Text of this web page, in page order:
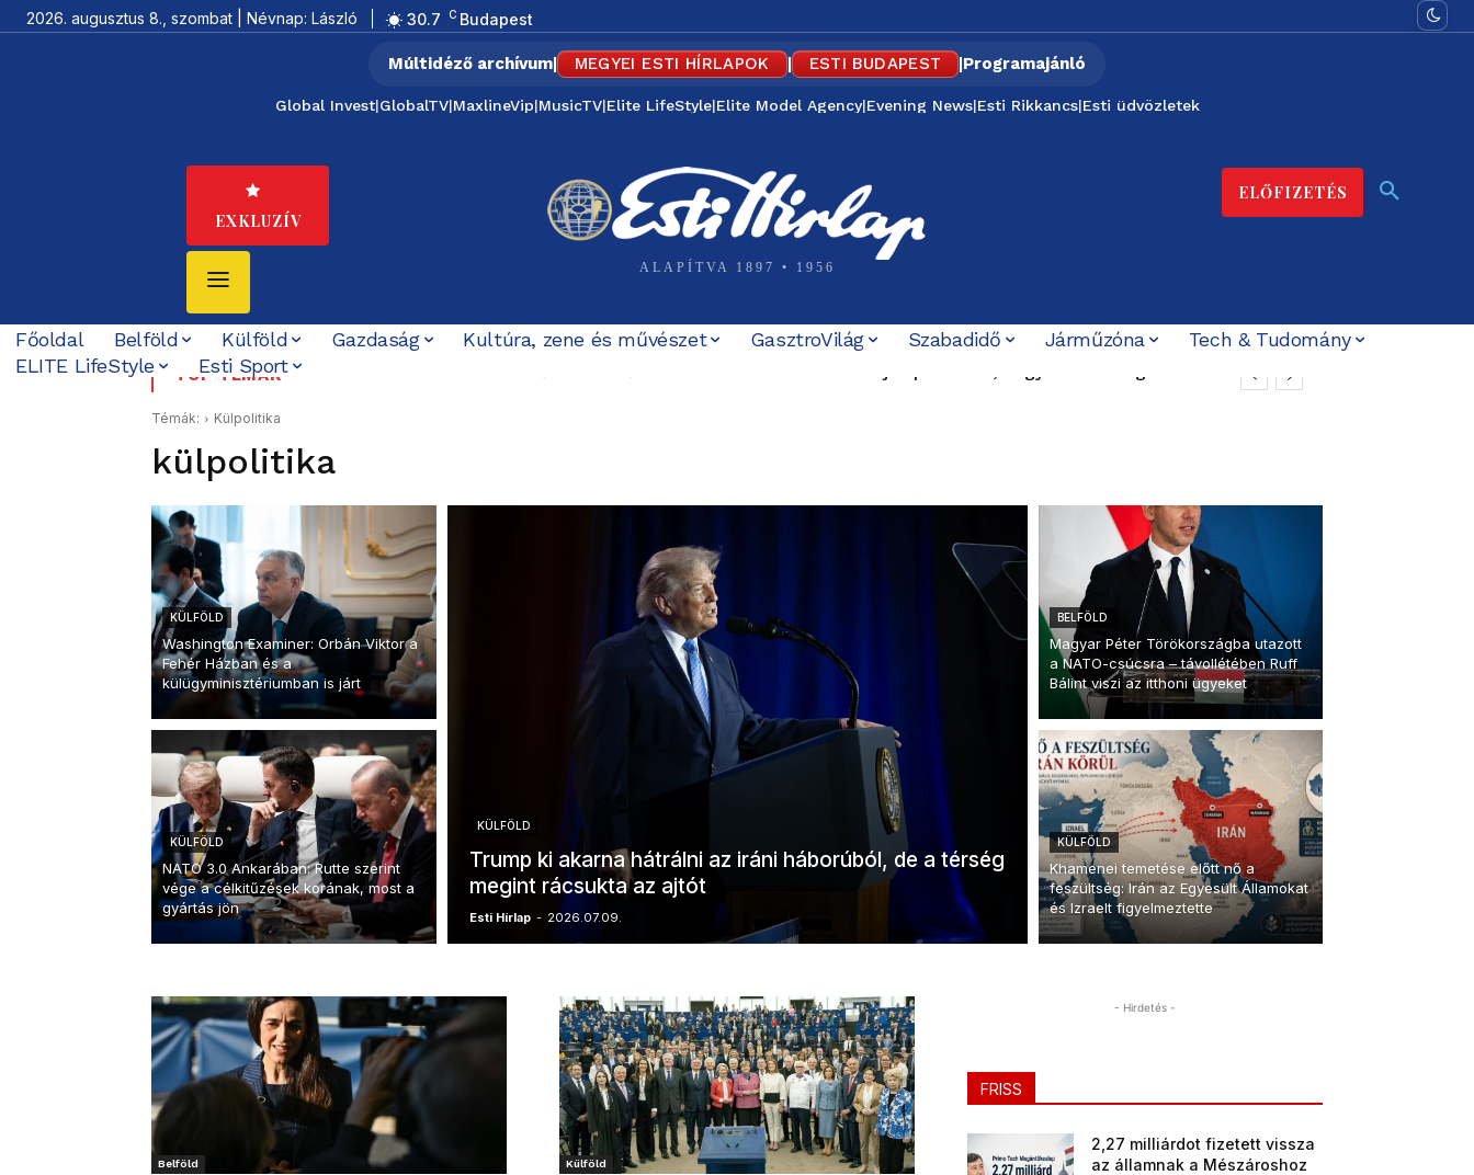
2026. augusztus 8., szombat | Névnap: László 30.7 C Budapest
Múltidéző archívum| MEGYEI ESTI HÍRLAPOK | ESTI BUDAPEST |Programajánló
Global Invest|GlobalTV|MaxlineVip|MusicTV|Elite LifeStyle|Elite Model Agency|Evening News|Esti Rikkancs|Esti üdvözletek
EXKLUZÍV
ALAPÍTVA 1897 • 1956
ELŐFIZETÉS
Főoldal Belföld Külföld Gazdaság Kultúra, zene és művészet GasztroVilág Szabadidő Járműzóna
Tech & Tudomány
ELITE LifeStyle
Esti Sport
TOP TÉMÁK Az utolsó délután: 177 éve tűnt el Petőfi Sándor – és azóta sem tudjuk pontosan, hogyan halt meg
Témák: Külpolitika
külpolitika
KÜLFÖLD
Washington Examiner: Orbán Viktor a
Fehér Házban és a
külügyminisztériumban is járt
KÜLFÖLD
NATO 3.0 Ankarában: Rutte szerint
vége a célkitűzések korának, most a
gyártás jön
KÜLFÖLD
Trump ki akarna hátrálni az iráni háborúból, de a térség
megint rácsukta az ajtót
Esti Hírlap - 2026.07.09.
BELFÖLD
Magyar Péter Törökországba utazott
a NATO-csúcsra – távollétében Ruff
Bálint viszi az itthoni ügyeket
KÜLFÖLD
Khamenei temetése előtt nő a
feszültség: Irán az Egyesült Államokat
és Izraelt figyelmeztette
Belföld Külföld
- Hirdetés -
FRISS
2,27 milliárdot fizetett vissza
az államnak a Mészároshoz